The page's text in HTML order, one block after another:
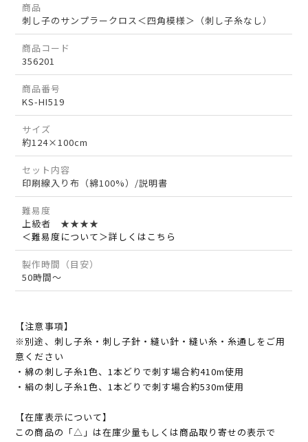
商品
刺し子のサンプラークロス＜四角模様＞（刺し子糸なし）
商品コード
356201
商品番号
KS-HI519
サイズ
約124×100cm
セット内容
印刷線入り布（綿100%）/説明書
難易度
上級者 ★★★★
＜難易度について＞詳しくはこちら
製作時間（目安）
50時間～
【注意事項】
※別途、刺し子糸・刺し子針・縫い針・縫い糸・糸通しをご用
意ください
・綿の刺し子糸1色、1本どりで刺す場合約410m使用
・絹の刺し子糸1色、1本どりで刺す場合約530m使用
【在庫表示について】
この商品の「△」は在庫少量もしくは商品取り寄せの表示で